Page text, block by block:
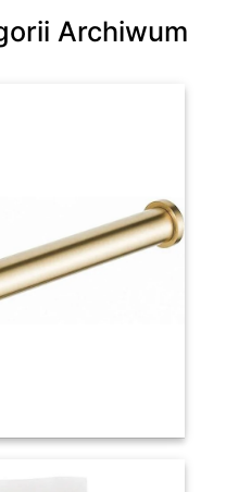
Archiwum